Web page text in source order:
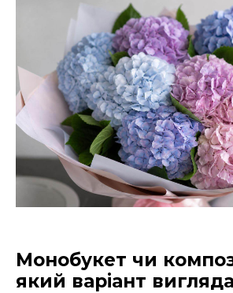
Монобукет чи
який варіант